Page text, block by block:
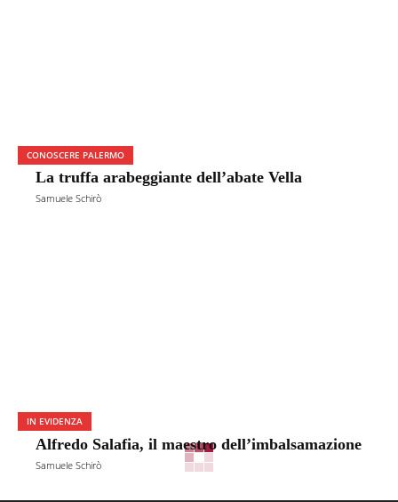
CONOSCERE PALERMO
La truffa arabeggiante dell’abate Vella
Samuele Schirò
IN EVIDENZA
Alfredo Salafia, il maestro dell’imbalsamazione
Samuele Schirò